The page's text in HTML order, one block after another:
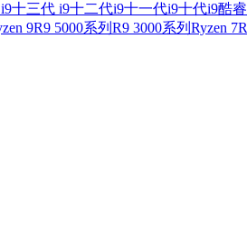
十三代 i9十二代i9十一代i9十代i9酷
9R9 5000系列 R9 3000系列 Ryzen 7